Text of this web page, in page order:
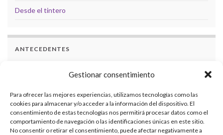
Gestionar consentimiento
Para ofrecer las mejores experiencias, utilizamos tecnologías como las
cookies para almacenar y/o acceder a la información del dispositivo. El
consentimiento de estas tecnologías nos permitirá procesar datos como el
comportamiento de navegación o las identificaciones únicas en este sitio.
No consentir o retirar el consentimiento, puede afectar negativamente a
Desde el tintero
ANTECEDENTES
Investigaciones
Eventos académicos